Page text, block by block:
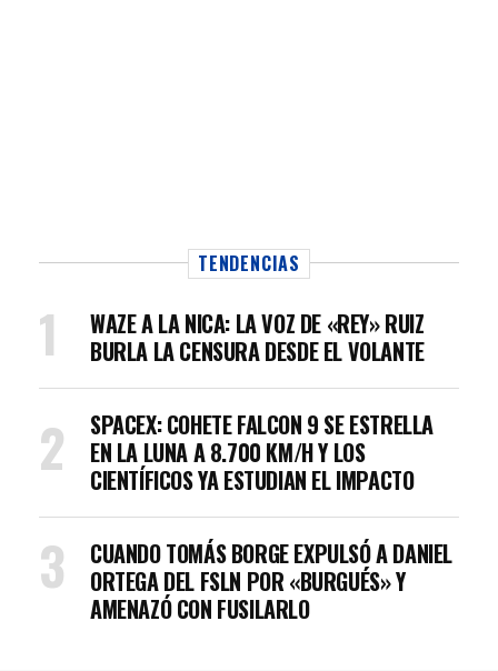
TENDENCIAS
WAZE A LA NICA: LA VOZ DE «REY» RUIZ
BURLA LA CENSURA DESDE EL VOLANTE
SPACEX: COHETE FALCON 9 SE ESTRELLA
EN LA LUNA A 8.700 KM/H Y LOS
CIENTÍFICOS YA ESTUDIAN EL IMPACTO
CUANDO TOMÁS BORGE EXPULSÓ A DANIEL
ORTEGA DEL FSLN POR «BURGUÉS» Y
AMENAZÓ CON FUSILARLO